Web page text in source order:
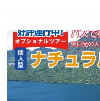
出会えるツアーです。
⇒詳細はこちら
その他の詳細は、公式WEB
冬はスノーシューツアーが
専属ガイドスタイルの「貸
すが、2名から催行される各
験学習もオーダーメイドの
日光の自然に精通したガイ